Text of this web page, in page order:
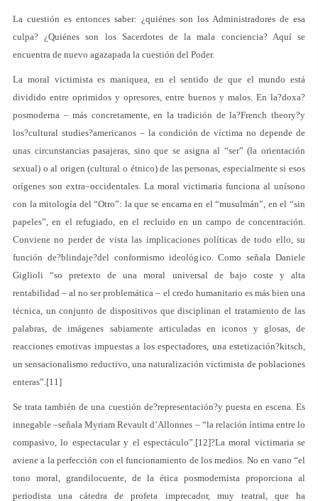
La cuestión es entonces saber: ¿quiénes son los Administradores de esa
culpa? ¿Quiénes son los Sacerdotes de la mala conciencia? Aquí se
encuentra de nuevo agazapada la cuestión del Poder.
La moral victimista es maniquea, en el sentido de que el mundo está
dividido entre oprimidos y opresores, entre buenos y malos. En la?doxa?
posmoderna – más concretamente, en la tradición de la?French theory?y
los?cultural studies?americanos – la condición de víctima no depende de
unas circunstancias pasajeras, sino que se asigna al “ser” (la orientación
sexual) o al origen (cultural o étnico) de las personas, especialmente si esos
orígenes son extra–occidentales. La moral victimaria funciona al unísono
con la mitología del “Otro”: la que se encarna en el “musulmán”, en el “sin
papeles”, en el refugiado, en el recluido en un campo de concentración.
Conviene no perder de vista las implicaciones políticas de todo ello, su
función de?blindaje?del conformismo ideológico. Como señala Daniele
Giglioli “so pretexto de una moral universal de bajo coste y alta
rentabilidad – al no ser problemática – el credo humanitario es más bien una
técnica, un conjunto de dispositivos que disciplinan el tratamiento de las
palabras, de imágenes sabiamente articuladas en iconos y glosas, de
reacciones emotivas impuestas a los espectadores, una estetización?kitsch,
un sensacionalismo reductivo, una naturalización victimista de poblaciones
enteras”.[11]
Se trata también de una cuestión de?representación?y puesta en escena. Es
innegable –señala Myriam Revault d’Allonnes – “la relación íntima entre lo
compasivo, lo espectacular y el espectáculo”.[12]?La moral victimaria se
aviene a la perfección con el funcionamiento de los medios. No en vano “el
tono moral, grandilocuente, de la ética posmodernista proporciona al
periodista una cátedra de profeta imprecador, muy teatral, que ha